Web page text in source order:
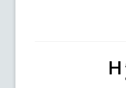
На Івано-Франківщині активно втілюється соціальний проєкт «Турбота про родину Героя». Його метою є